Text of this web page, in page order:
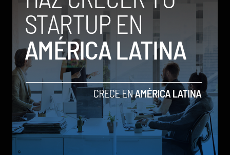
¡Atención! Nuevo malware en Facebook afecta a